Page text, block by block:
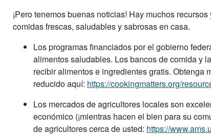
¡Pero tenemos buenas noticias! Hay muchos
comidas frescas, saludables y sabrosas en casa.
Los programas financiados por el gobierno
alimentos saludables. Los bancos de comida y
recibir alimentos e ingredientes gratis. Obtenga
reducido aquí: https://cookingmatters.org/
Los mercados de agricultores locales son
económico (¡mientras hacen el bien para su
de agricultores cerca de usted: https://